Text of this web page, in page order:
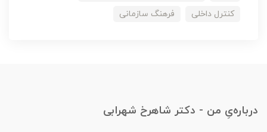
کنترل داخلی
فرهنگ سازمانی
درباره‌یِ من - دکتر شاهرخ شهرابی